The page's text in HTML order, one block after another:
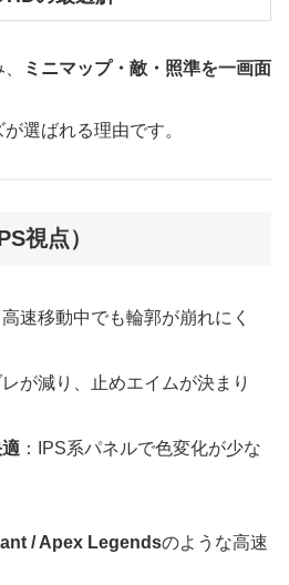
ミニマップ・敵・照準を一画面
選ばれる理由です。
視点）
高速移動中でも輪郭が崩れにく
レが減り、止めエイムが決まり
：IPS系パネルで色変化が少な
/ Apex Legendsのような高速